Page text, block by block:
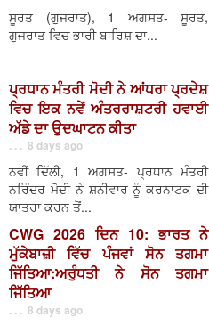
ਸੂਰਤ (ਗੁਜਰਾਤ), 1 ਅਗਸਤ- ਸੂਰਤ,
ਗੁਜਰਾਤ ਵਿਚ ਭਾਰੀ ਬਾਰਿਸ਼ ਦਾ...
ਪ੍ਰਧਾਨ ਮੰਤਰੀ ਮੋਦੀ ਨੇ ਆਂਧਰਾ ਪ੍ਰਦੇਸ਼
ਵਿਚ ਇਕ ਨਵੇਂ ਅੰਤਰਰਾਸ਼ਟਰੀ ਹਵਾਈ
ਅੱਡੇ ਦਾ ਉਦਘਾਟਨ ਕੀਤਾ
. . . 8 days ago
ਨਵੀਂ ਦਿੱਲੀ, 1 ਅਗਸਤ- ਪ੍ਰਧਾਨ ਮੰਤਰੀ
ਨਰਿੰਦਰ ਮੋਦੀ ਨੇ ਸ਼ਨੀਵਾਰ ਨੂੰ ਕਰਨਾਟਕ ਦੀ
ਯਾਤਰਾ ਕਰਨ ਤੋਂ...
CWG 2026 ਦਿਨ 10: ਭਾਰਤ ਨੇ
ਮੁੱਕੇਬਾਜ਼ੀ ਵਿੱਚ ਪੰਜਵਾਂ ਸੋਨ ਤਗਮਾ
ਜਿੱਤਿਆ:ਅਰੁੰਧਤੀ ਨੇ ਸੋਨ ਤਗਮਾ
ਜਿੱਤਿਆ
. . . 8 days ago